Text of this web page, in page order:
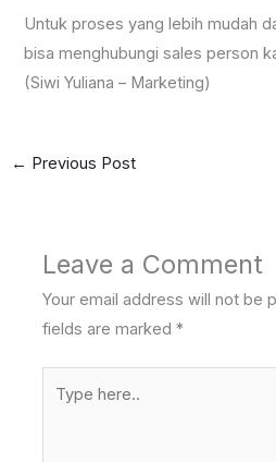
Untuk proses yang lebih mudah
bisa menghubungi sales person
(Siwi Yuliana – Marketing)
← Previous Post
Leave a Comment
Your email address will not be
fields are marked*